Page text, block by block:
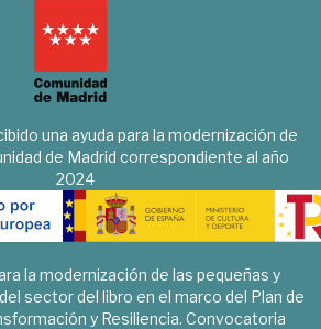
una ayuda para la modernización de
de Madrid correspondiente al año
2024
la modernización de las pequeñas y
sector del libro en el marco del Plan de
y Resiliencia. Convocatoria